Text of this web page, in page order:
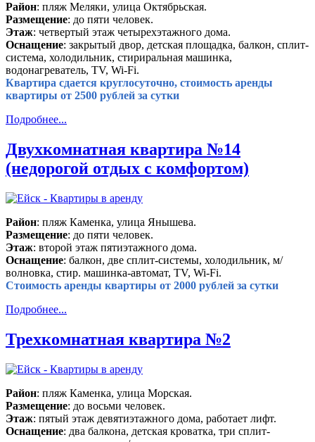
Район: пляж Меляки, улица Октябрьская.
Размещение: до пяти человек.
Этаж: четвертый этаж четырехэтажного дома.
Оснащение: закрытый двор, детская площадка, балкон, сплит-
система, холодильник, стириральная машинка,
водонагреватель, TV, Wi-Fi.
Квартира сдается круглосуточно, стоимость аренды
квартиры от 2500 рублей за сутки
Подробнее...
Двухкомнатная квартира №14
(недорогой отдых с комфортом)
Район: пляж Каменка, улица Янышева.
Размещение: до пяти человек.
Этаж: второй этаж пятиэтажного дома.
Оснащение: балкон, две сплит-системы, холодильник, м/
волновка, стир. машинка-автомат, TV, Wi-Fi.
Стоимость аренды квартиры от 2000 рублей за сутки
Подробнее...
Трехкомнатная квартира №2
Район: пляж Каменка, улица Морская.
Размещение: до восьми человек.
Этаж: пятый этаж девятиэтажного дома, работает лифт.
Оснащение: два балкона, детская кроватка, три сплит-